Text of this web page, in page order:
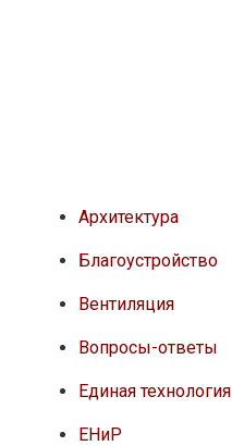
Архитектура
Благоустройство
Вентиляция
Вопросы-ответы
Единая технология
ЕНиР